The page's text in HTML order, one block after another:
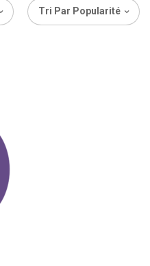
Tri Par Popularité